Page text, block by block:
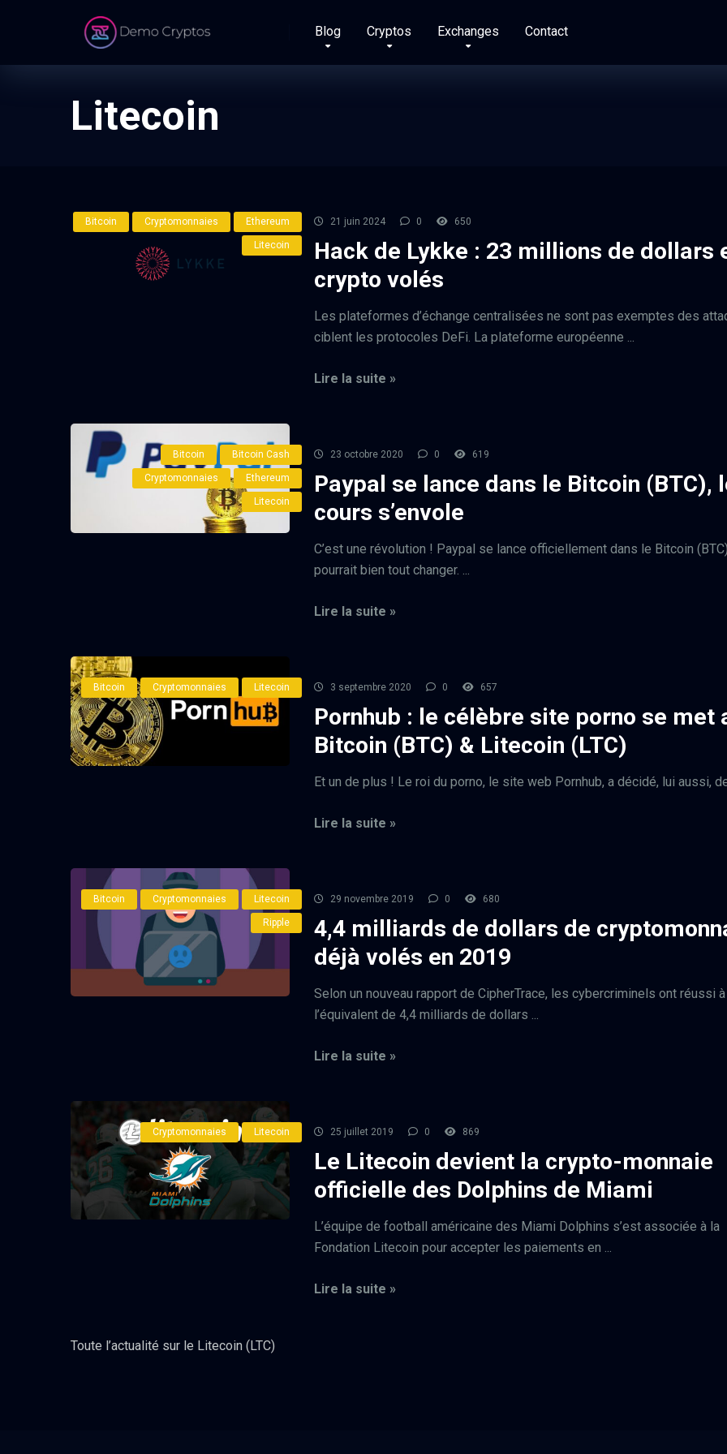
Blog Cryptos Exchanges Contact
Litecoin
Bitcoin Cryptomonnaies Ethereum
Litecoin
21 juin 2024 0 650
Hack de Lykke : 23 millions de dollars
crypto volés
Les plateformes d’échange centralisées ne sont pas exemptes des
ciblent les protocoles DeFi. La plateforme européenne ...
Lire la suite »
Bitcoin Bitcoin Cash
Cryptomonnaies Ethereum
Litecoin
23 octobre 2020 0 619
Paypal se lance dans le Bitcoin (BTC),
cours s’envole
C’est une révolution ! Paypal se lance officiellement dans le Bitcoin
pourrait bien tout changer. ...
Lire la suite »
Bitcoin Cryptomonnaies Litecoin 3 septembre 2020 0 657
Pornhub : le célèbre site porno se met
Bitcoin (BTC) & Litecoin (LTC)
Et un de plus ! Le roi du porno, le site web Pornhub, a décidé, lui aussi,
Lire la suite »
Bitcoin Cryptomonnaies Litecoin
Ripple
29 novembre 2019 0 680
4,4 milliards de dollars de
déjà volés en 2019
Selon un nouveau rapport de CipherTrace, les cybercriminels ont réussi
l’équivalent de 4,4 milliards de dollars ...
Lire la suite »
Cryptomonnaies Litecoin 25 juillet 2019 0 869
Le Litecoin devient la crypto-monnaie
officielle des Dolphins de Miami
L’équipe de football américaine des Miami Dolphins s’est associée à la
Fondation Litecoin pour accepter les paiements en ...
Lire la suite »
Toute l’actualité sur le Litecoin (LTC)